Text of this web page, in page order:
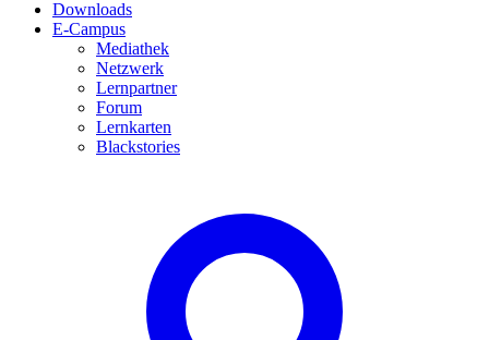
Downloads
E-Campus
Mediathek
Netzwerk
Lernpartner
Forum
Lernkarten
Blackstories